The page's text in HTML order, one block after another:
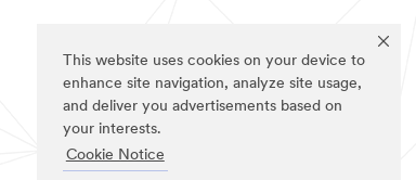
This website uses cookies on your device to
enhance site navigation, analyze site usage,
and deliver you advertisements based on
your interests.
Cookie Notice